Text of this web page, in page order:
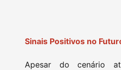
Sinais Positivos no
Apesar do cenário